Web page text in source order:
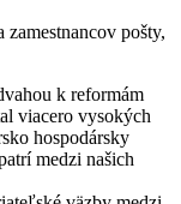
zamestnancov pošty,
k reformám
viacero vysokých
hospodársky
medzi našich